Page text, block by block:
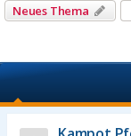
Neues Thema